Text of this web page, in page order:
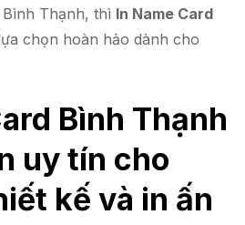
Thạnh, thì In Name Card
chọn hoàn hảo dành cho
Bình Thạnh
uy tín cho
kế và in ấn